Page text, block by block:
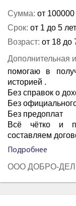
Сумма: от
Срок: от 1 до 5 лет
Возраст: от 18 до
Дополнительная
помогаю в
историей .
Без справок о
Без
Без предоплат
Всё чётко и
составляем
Подробнее
ООО ДОБРО-ДЕЛ